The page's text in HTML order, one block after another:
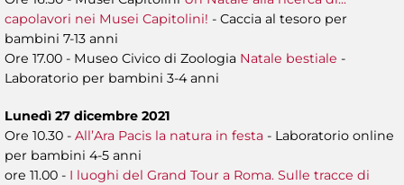
capolavori nei Musei Capitolini! - Caccia al tesoro per
bambini 7-13 anni
Ore 17.00 - Museo Civico di Zoologia Natale bestiale -
Laboratorio per bambini 3-4 anni
Lunedì 27 dicembre 2021
Ore 10.30 - All’Ara Pacis la natura in festa - Laboratorio online
per bambini 4-5 anni
ore 11.00 - I luoghi del Grand Tour a Roma. Sulle tracce di